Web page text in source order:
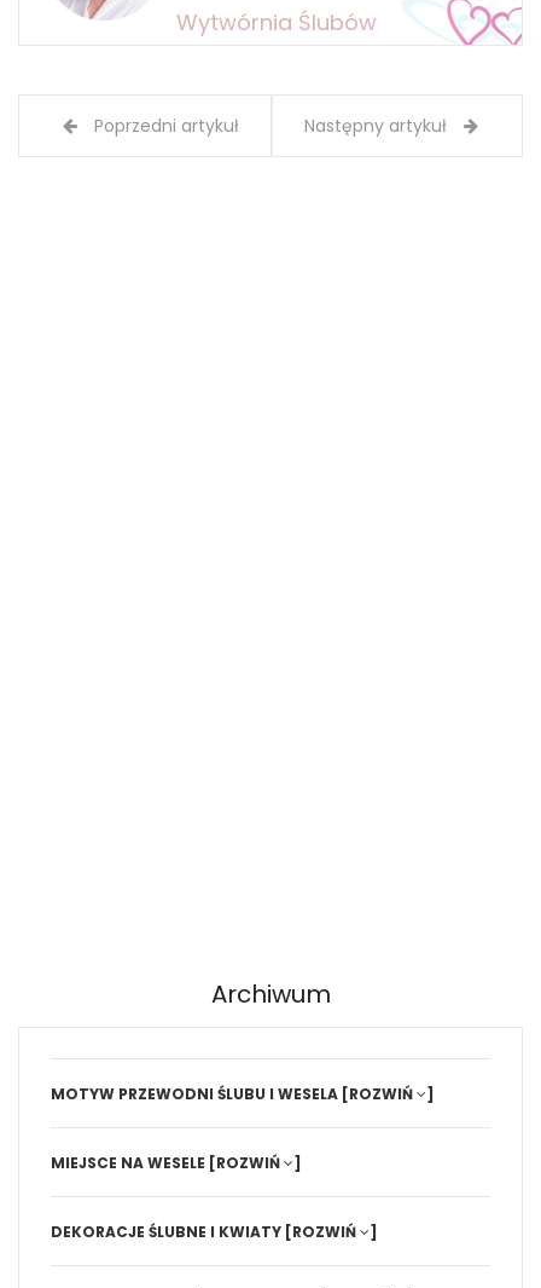
Wytwórnia Ślubów
Poprzedni artykuł Następny artykuł
Archiwum
MOTYW PRZEWODNI ŚLUBU I WESELA [ROZWIŃ ]
MIEJSCE NA WESELE [ROZWIŃ ]
DEKORACJE ŚLUBNE I KWIATY [ROZWIŃ ]